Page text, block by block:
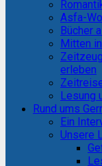
Asfa-
Bücher
Mitten
erleben
Lesung
Rund ums
Ein
Unsere